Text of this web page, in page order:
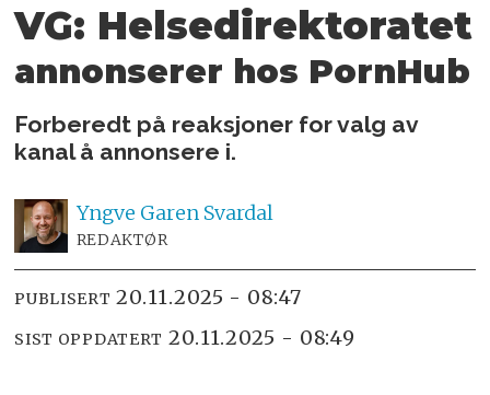
VG: Helsedirektoratet
annonserer hos PornHub
Forberedt på reaksjoner for valg av
kanal å annonsere i.
Yngve Garen Svardal
REDAKTØR
PUBLISERT 20.11.2025 - 08:47
SIST OPPDATERT 20.11.2025 - 08:49